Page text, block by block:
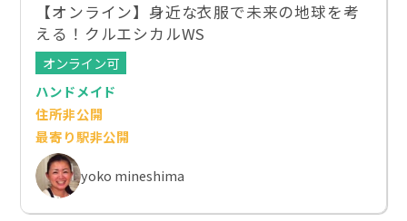
【オンライン】身近な衣服で未来の地球を考
える！クルエシカルWS
オンライン可
ハンドメイド
住所非公開
最寄り駅非公開
yoko mineshima